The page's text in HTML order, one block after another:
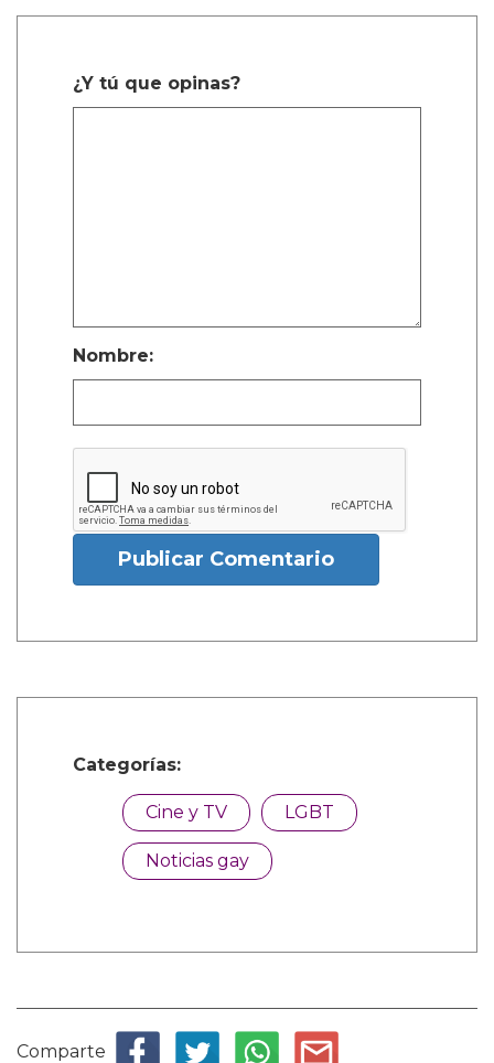
¿Y tú que opinas?
Nombre:
Publicar Comentario
Categorías:
Cine y TV LGBT
Noticias gay
Comparte